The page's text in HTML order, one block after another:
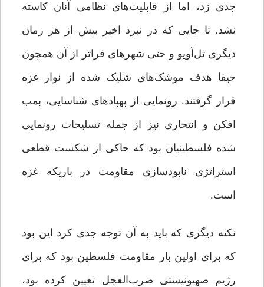
جدی زد، اما از قابلیت‌های نظامی آنان کاسته
نشد. تا جایی که در نبرد اخیر بیش از هر زمان
دیگری تل‌آویو و حتی شهرهای فراتر از آن همچون
حیفا هدف موشک‌های شلیک شده از نوار غزه
قرار گرفتند. رونمایی از پهپادهای شناسایی، بمب
افکن و انتحاری نیز از جمله تسلیحات رونمایی
شده فلسطینیان بود که حاکی از شکست قطعی
استراتژی نابودسازی مقاومت در باریکه غزه
است.
نکته دیگری که باید به آن توجه جدی کرد این بود
که برای اولین بار مقاومت فلسطین بود که برای
رژیم صهیونیستی ضرب‌العجل تعیین کرده بود،